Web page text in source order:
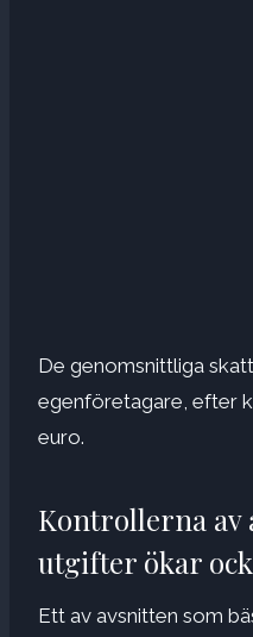
De genomsnittliga
egenföretagare, efter
euro.
Kontrollerna av
utgifter ökar
Ett av avsnitten som